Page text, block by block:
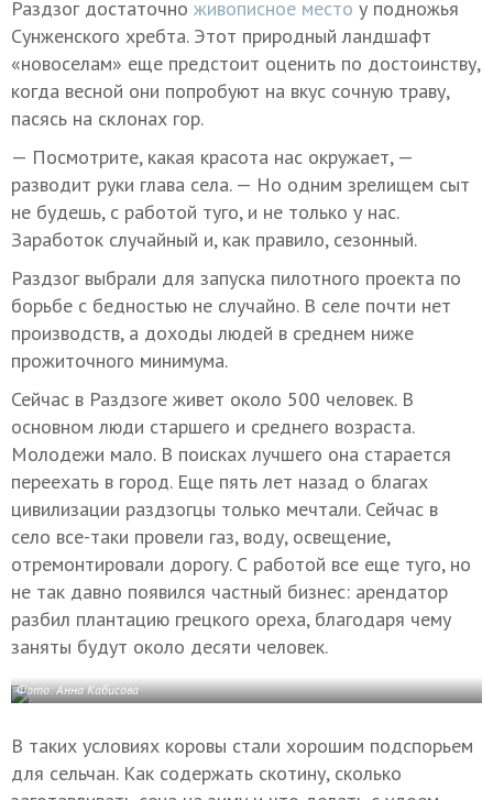
Раздзог достаточно живописное место у подножья
Сунженского хребта. Этот природный ландшафт
«новоселам» еще предстоит оценить по достоинству,
когда весной они попробуют на вкус сочную траву,
пасясь на склонах гор.
— Посмотрите, какая красота нас окружает, —
разводит руки глава села. — Но одним зрелищем сыт
не будешь, с работой туго, и не только у нас.
Заработок случайный и, как правило, сезонный.
Раздзог выбрали для запуска пилотного проекта по
борьбе с бедностью не случайно. В селе почти нет
производств, а доходы людей в среднем ниже
прожиточного минимума.
Сейчас в Раздзоге живет около 500 человек. В
основном люди старшего и среднего возраста.
Молодежи мало. В поисках лучшего она старается
переехать в город. Еще пять лет назад о благах
цивилизации раздзогцы только мечтали. Сейчас в
село все-таки провели газ, воду, освещение,
отремонтировали дорогу. С работой все еще туго, но
не так давно появился частный бизнес: арендатор
разбил плантацию грецкого ореха, благодаря чему
заняты будут около десяти человек.
Фото: Анна Кабисова
В таких условиях коровы стали хорошим подспорьем
для сельчан. Как содержать скотину, сколько